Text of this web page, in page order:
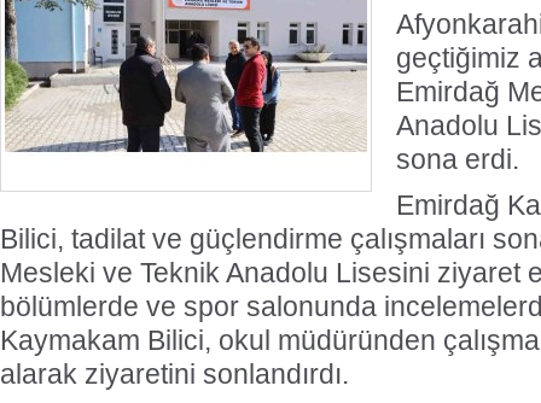
geçtiğimiz
Emirdağ
Anadolu
sona erdi.
Emirdağ
Bilici, tadilat ve güçlendirme çalışmaları
Mesleki ve Teknik Anadolu Lisesini ziyaret
bölümlerde ve spor salonunda
Kaymakam Bilici, okul müdüründen
alarak ziyaretini sonlandırdı.